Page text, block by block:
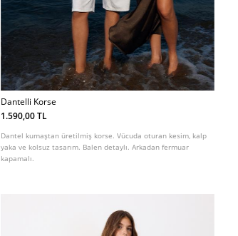
Dantelli Korse
1.590,00 TL
Dantel kumaştan üretilmiş korse. Vücuda oturan kesim, kalp
yaka ve kolsuz tasarım. Balen detaylı. Arkadan fermuar
kapamalı.